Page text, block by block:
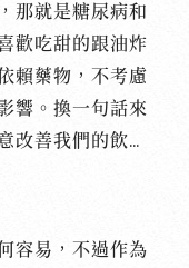
那就是糖尿病和
歡吃甜的跟油炸
賴藥物，不考慮
響。換一句話來
改善我們的飲食
易，不過作為